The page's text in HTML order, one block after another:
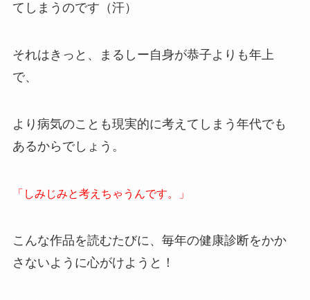
てしまうのです（汗）
それはきっと、まるしー自身が恭子よりも年上
で、
より病気のことも現実的に考えてしまう年代でも
あるからでしょう。
「しみじみと考えちゃうんです。」
こんな作品を読むたびに、毎年の健康診断をかか
さないように心がけようと！